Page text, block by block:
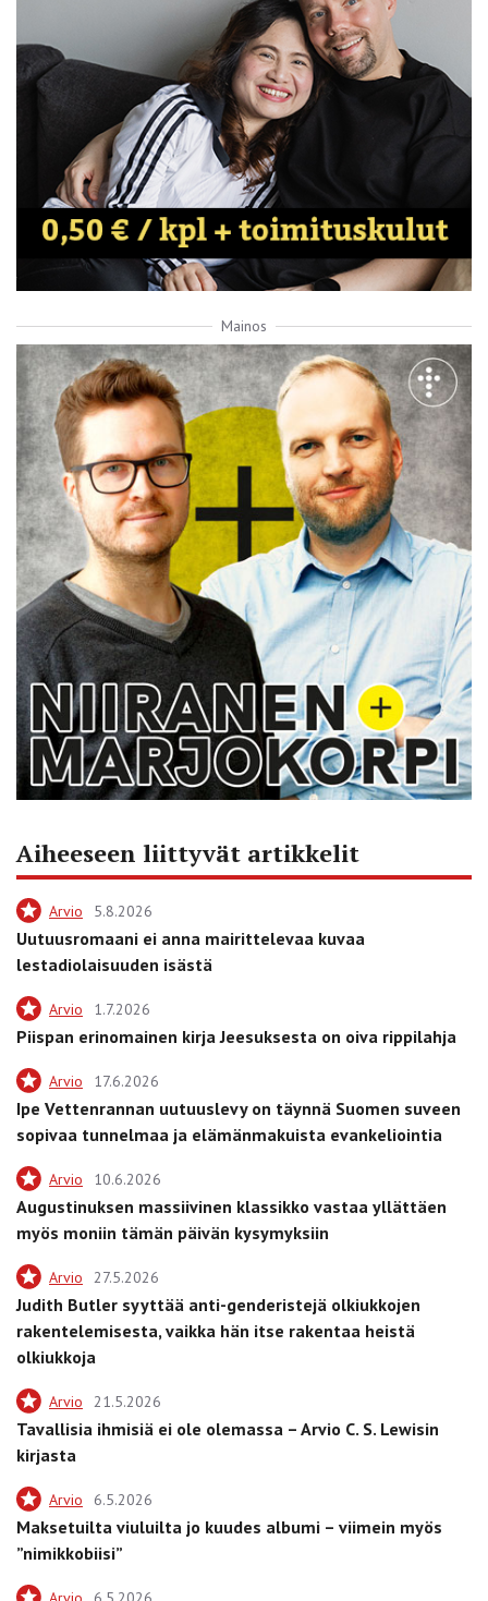
Mainos
Aiheeseen liittyvät artikkelit
Arvio 5.8.2026
Uutuusromaani ei anna mairittelevaa kuvaa
lestadiolaisuuden isästä
Arvio 1.7.2026
Piispan erinomainen kirja Jeesuksesta on oiva rippilahja
Arvio 17.6.2026
Ipe Vettenrannan uutuuslevy on täynnä Suomen suveen
sopivaa tunnelmaa ja elämänmakuista evankeliointia
Arvio 10.6.2026
Augustinuksen massiivinen klassikko vastaa yllättäen
myös moniin tämän päivän kysymyksiin
Arvio 27.5.2026
Judith Butler syyttää anti-genderistejä olkiukkojen
rakentelemisesta, vaikka hän itse rakentaa heistä
olkiukkoja
Arvio 21.5.2026
Tavallisia ihmisiä ei ole olemassa – Arvio C. S. Lewisin
kirjasta
Arvio 6.5.2026
Maksetuilta viuluilta jo kuudes albumi – viimein myös
”nimikkobiisi”